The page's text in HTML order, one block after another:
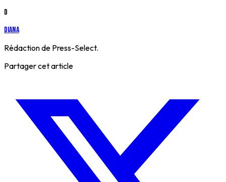
D
Diana
Rédaction de Press-Select.
Partager cet article